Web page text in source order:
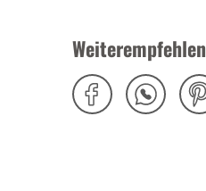
Weiterempfehlen